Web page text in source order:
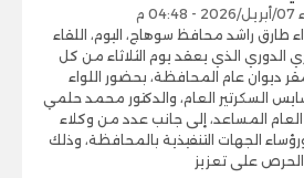
م
طارق راشد محافظ سوهاج، اليوم، اللقاء
الدوري الذي يعقد يوم الثلاثاء من كل
ديوان عام المحافظة، بحضور اللواء
السكرتير العام، والدكتور محمد حلمي
العام المساعد، إلى جانب عدد من وكلاء
ورؤساء الجهات التنفيذية بالمحافظة، وذلك
على تعزيز